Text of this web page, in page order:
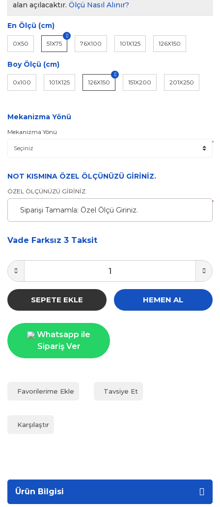
alan açılacaktır. Ölçü Nasıl Alınır?
En Ölçü (cm)
0X50 51X75 76X100 101X125 126X150
Boy Ölçü (cm)
0x100 101X125 126X150 151X200 201X250
Mekanizma Yönü
Mekanizma Yönü
*
NOT KISMINA ÖZEL ÖLÇÜNÜZÜ GİRİNİZ.
ÖZEL ÖLÇÜNÜZÜ GİRİNİZ.
*
Vade Farksız 3 Taksit
SEPETE EKLE HEMEN AL
Whatsapp ile
Sipariş Ver
Tavsiye Et
Karşılaştır
Ürün Bilgisi